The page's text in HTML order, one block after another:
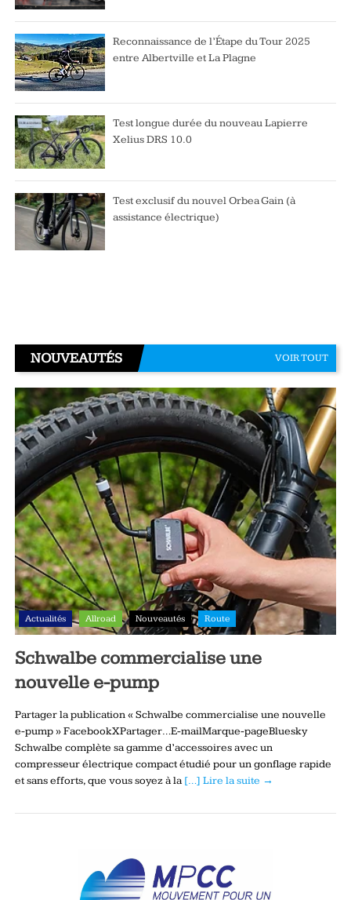
Reconnaissance de l’Étape du Tour 2025
entre Albertville et La Plagne
Test longue durée du nouveau Lapierre
Xelius DRS 10.0
Test exclusif du nouvel Orbea Gain (à
assistance électrique)
NOUVEAUTÉS VOIR TOUT
Actualités Allroad Nouveautés Route
Schwalbe commercialise une
nouvelle e-pump
Partager la publication « Schwalbe commercialise une nouvelle
e-pump » FacebookXPartager…E-mailMarque-pageBluesky
Schwalbe complète sa gamme d’accessoires avec un
compresseur électrique compact étudié pour un gonflage rapide
et sans efforts, que vous soyez à la […] Lire la suite →